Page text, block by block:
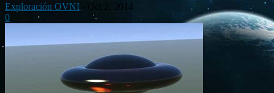
Exploración OVNI
Oct 2, 2014
0